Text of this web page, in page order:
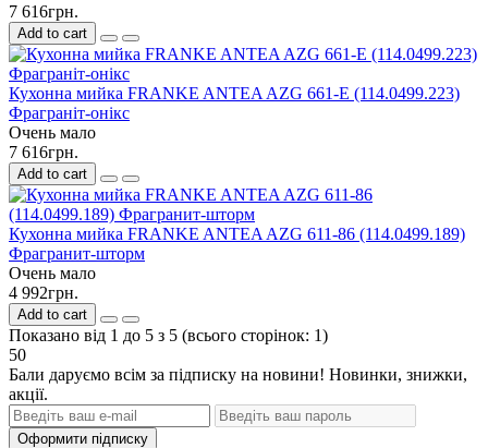
7 616грн.
Add to cart
Кухонна мийка FRANKE ANTEA AZG 661-E (114.0499.223)
Фраграніт-онікс
Очень мало
7 616грн.
Add to cart
Кухонна мийка FRANKE ANTEA AZG 611-86 (114.0499.189)
Фрагранит-шторм
Очень мало
4 992грн.
Add to cart
Показано від 1 до 5 з 5 (всього сторінок: 1)
50
Бали даруємо всім за підписку на новини! Новинки, знижки,
акції.
Оформити підписку